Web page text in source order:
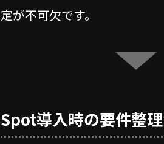
が不可欠です。
導入時の要件整理